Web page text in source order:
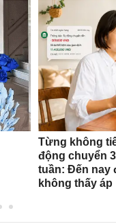
Từng không
động chuyển
tuần: Đến nay
không thấy